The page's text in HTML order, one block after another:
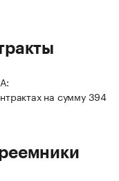
на сумму 394